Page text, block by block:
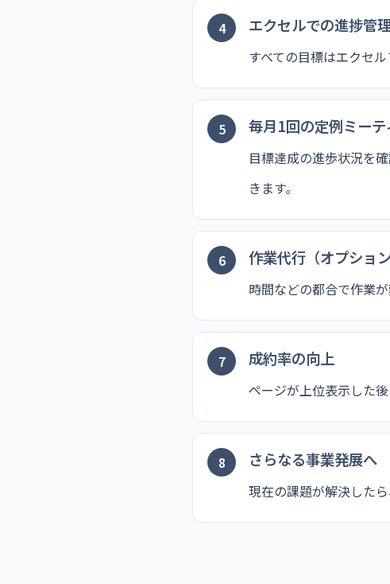
エクセルでの進捗管
すべての目標はエクセ
毎月1回の定例ミーテ
目標達成の進歩状況を
きます。
作業代行（オプション
時間などの都合で作業
成約率の向上
ページが上位表示した
さらなる事業発展へ
現在の課題が解決した